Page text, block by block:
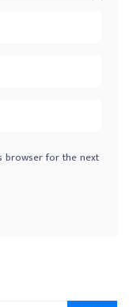
browser for the next